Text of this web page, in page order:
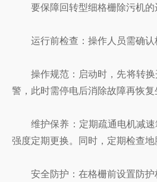
要保障回转型细格栅除污机的
运行前检查：操作人员需确认格
操作规范：启动时，先将转换开
警，此时需停电后消除故障再恢
维护保养：定期疏通电机减速
强度定期更换。同时，定期检查
安全防护：在格栅前设置防护栏